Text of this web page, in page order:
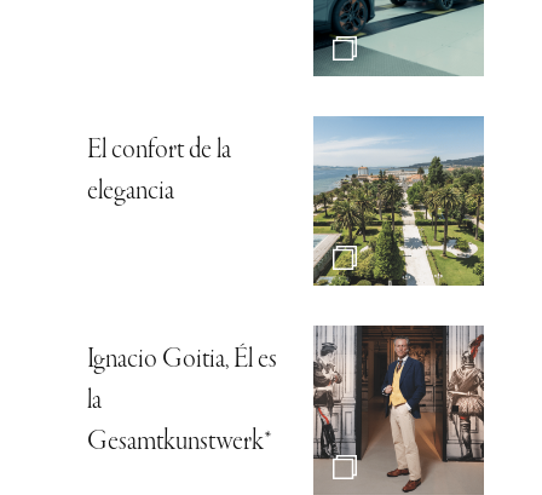
El confort de la
elegancia
Ignacio Goitia, Él es
la
Gesamtkunstwerk*